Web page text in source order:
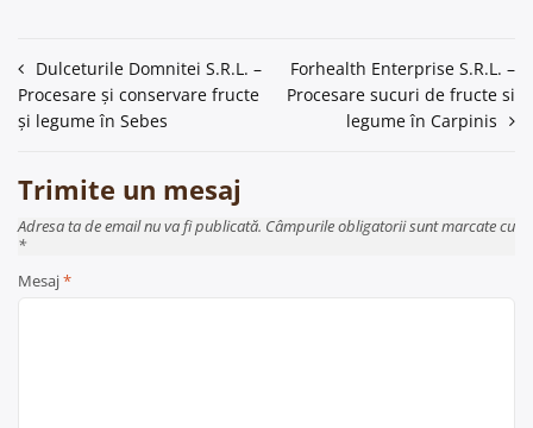
Navigare
în
Dulceturile Domnitei S.R.L. –
Procesare și conservare fructe
și legume în Sebes
Forhealth Enterprise S.R.L. –
Procesare sucuri de fructe si
legume în Carpinis
Trimite un mesaj
Adresa ta de email nu va fi publicată. Câmpurile obligatorii sunt marcate cu
*
Mesaj*